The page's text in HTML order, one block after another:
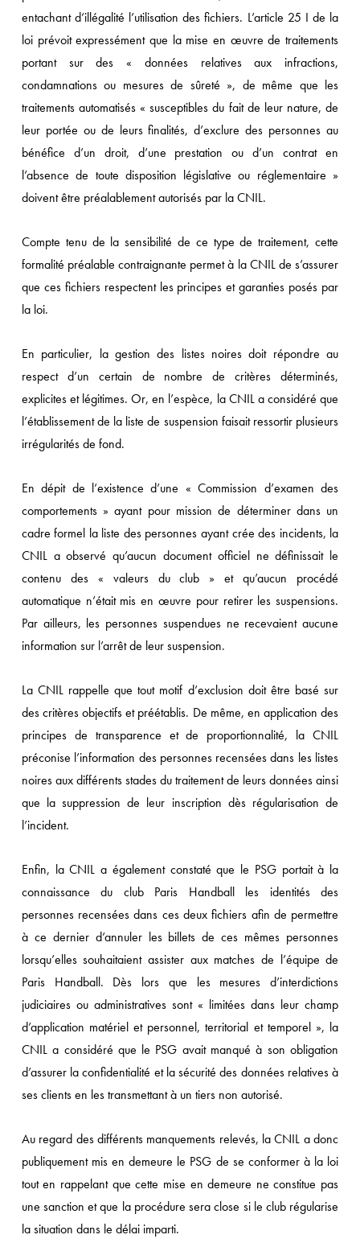
entachant d’illégalité l’utilisation des fichiers. L’article 25 I de la
loi prévoit expressément que la mise en œuvre de traitements
portant sur des « données relatives aux infractions,
condamnations ou mesures de sûreté », de même que les
traitements automatisés « susceptibles du fait de leur nature, de
leur portée ou de leurs finalités, d’exclure des personnes au
bénéfice d’un droit, d’une prestation ou d’un contrat en
l’absence de toute disposition législative ou réglementaire »
doivent être préalablement autorisés par la CNIL.
Compte tenu de la sensibilité de ce type de traitement, cette
formalité préalable contraignante permet à la CNIL de s’assurer
que ces fichiers respectent les principes et garanties posés par
la loi.
En particulier, la gestion des listes noires doit répondre au
respect d’un certain de nombre de critères déterminés,
explicites et légitimes. Or, en l’espèce, la CNIL a considéré que
l’établissement de la liste de suspension faisait ressortir plusieurs
irrégularités de fond.
En dépit de l’existence d’une « Commission d’examen des
comportements » ayant pour mission de déterminer dans un
cadre formel la liste des personnes ayant crée des incidents, la
CNIL a observé qu’aucun document officiel ne définissait le
contenu des « valeurs du club » et qu’aucun procédé
automatique n’était mis en œuvre pour retirer les suspensions.
Par ailleurs, les personnes suspendues ne recevaient aucune
information sur l’arrêt de leur suspension.
La CNIL rappelle que tout motif d’exclusion doit être basé sur
des critères objectifs et préétablis. De même, en application des
principes de transparence et de proportionnalité, la CNIL
préconise l’information des personnes recensées dans les listes
noires aux différents stades du traitement de leurs données ainsi
que la suppression de leur inscription dès régularisation de
l’incident.
Enfin, la CNIL a également constaté que le PSG portait à la
connaissance du club Paris Handball les identités des
personnes recensées dans ces deux fichiers afin de permettre
à ce dernier d’annuler les billets de ces mêmes personnes
lorsqu’elles souhaitaient assister aux matches de l’équipe de
Paris Handball. Dès lors que les mesures d’interdictions
judiciaires ou administratives sont « limitées dans leur champ
d’application matériel et personnel, territorial et temporel », la
CNIL a considéré que le PSG avait manqué à son obligation
d’assurer la confidentialité et la sécurité des données relatives à
ses clients en les transmettant à un tiers non autorisé.
Au regard des différents manquements relevés, la CNIL a donc
publiquement mis en demeure le PSG de se conformer à la loi
tout en rappelant que cette mise en demeure ne constitue pas
une sanction et que la procédure sera close si le club régularise
la situation dans le délai imparti.